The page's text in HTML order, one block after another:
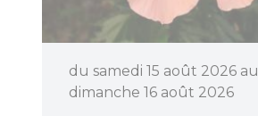
du samedi 15 août 2026 au
dimanche 16 août 2026